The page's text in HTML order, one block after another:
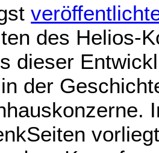
des Helios-
dieser
der